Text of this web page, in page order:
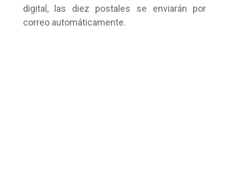
digital, las diez postales se enviarán por
correo automáticamente.